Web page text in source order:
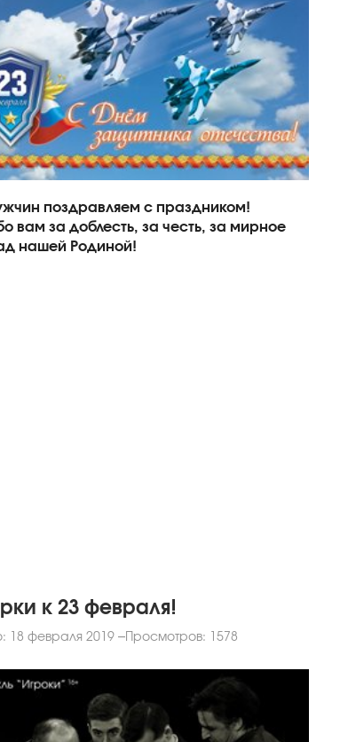
поздравляем с праздником!
вам за доблесть, за честь, за мирное
нашей Родиной!
к 23 февраля!
18 февраля 2019 Просмотров: 1578